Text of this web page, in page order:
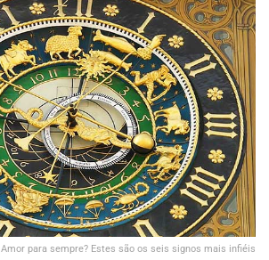
Amor para sempre? Estes são os seis signos mais infiéis